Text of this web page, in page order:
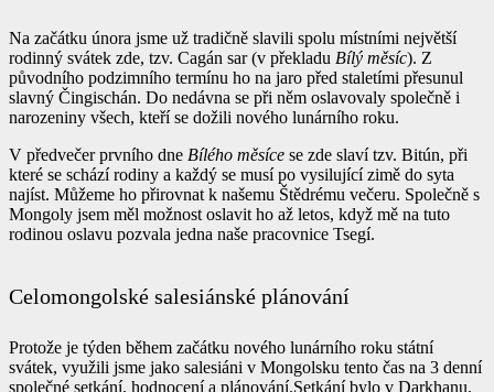
Na začátku února jsme už tradičně slavili spolu místními největší
rodinný svátek zde, tzv. Cagán sar (v překladu Bílý měsíc). Z
původního podzimního termínu ho na jaro před staletími přesunul
slavný Čingischán. Do nedávna se při něm oslavovaly společně i
narozeniny všech, kteří se dožili nového lunárního roku.
V předvečer prvního dne Bílého měsíce se zde slaví tzv. Bitún, při
které se schází rodiny a každý se musí po vysilující zimě do syta
najíst. Můžeme ho přirovnat k našemu Štědrému večeru. Společně s
Mongoly jsem měl možnost oslavit ho až letos, když mě na tuto
rodinou oslavu pozvala jedna naše pracovnice Tsegí.
Celomongolské salesiánské plánování
Protože je týden během začátku nového lunárního roku státní
svátek, využili jsme jako salesiáni v Mongolsku tento čas na 3 denní
společné setkání, hodnocení a plánování.Setkání bylo v Darkhanu.